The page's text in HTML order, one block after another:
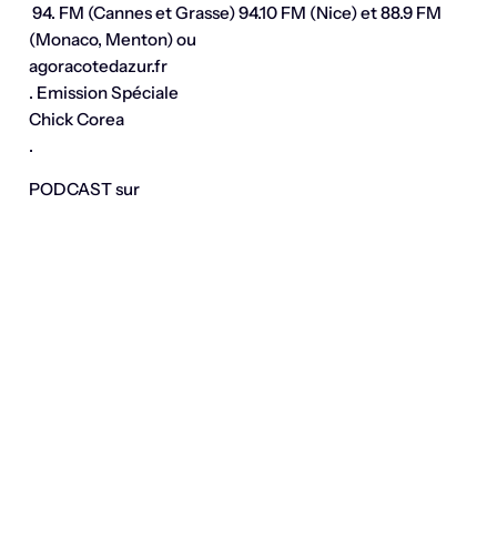
94. FM (Cannes et Grasse) 94.10 FM (Nice) et 88.9 FM
(Monaco, Menton) ou
agoracotedazur.fr
. Emission Spéciale
Chick Corea
.
PODCAST sur